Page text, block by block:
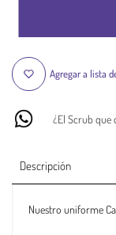
Agregar a lista
¿El Scrub que
Descripción
Nuestro uniforme